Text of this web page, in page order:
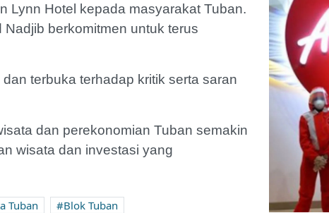
Lynn Hotel kepada masyarakat Tuban.
berkomitmen untuk terus
terbuka terhadap kritik serta saran
dan perekonomian Tuban semakin
wisata dan investasi yang
Tuban
Blok Tuban